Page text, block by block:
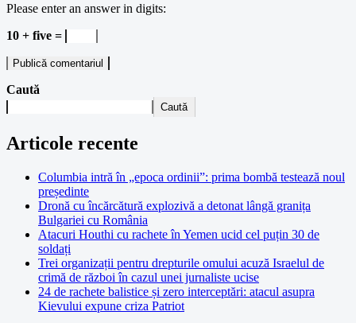
Please enter an answer in digits:
10 + five =
Caută
Caută
Articole recente
Columbia intră în „epoca ordinii”: prima bombă testează noul
președinte
Dronă cu încărcătură explozivă a detonat lângă granița
Bulgariei cu România
Atacuri Houthi cu rachete în Yemen ucid cel puțin 30 de
soldați
Trei organizații pentru drepturile omului acuză Israelul de
crimă de război în cazul unei jurnaliste ucise
24 de rachete balistice și zero interceptări: atacul asupra
Kievului expune criza Patriot